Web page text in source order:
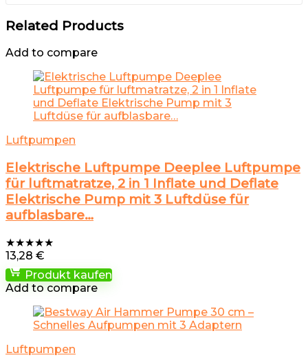
Related Products
Add to compare
Luftpumpen
Elektrische Luftpumpe Deeplee Luftpumpe
für luftmatratze, 2 in 1 Inflate und Deflate
Elektrische Pump mit 3 Luftdüse für
aufblasbare…
★★★★★
13,28 €
Produkt kaufen
Add to compare
Luftpumpen